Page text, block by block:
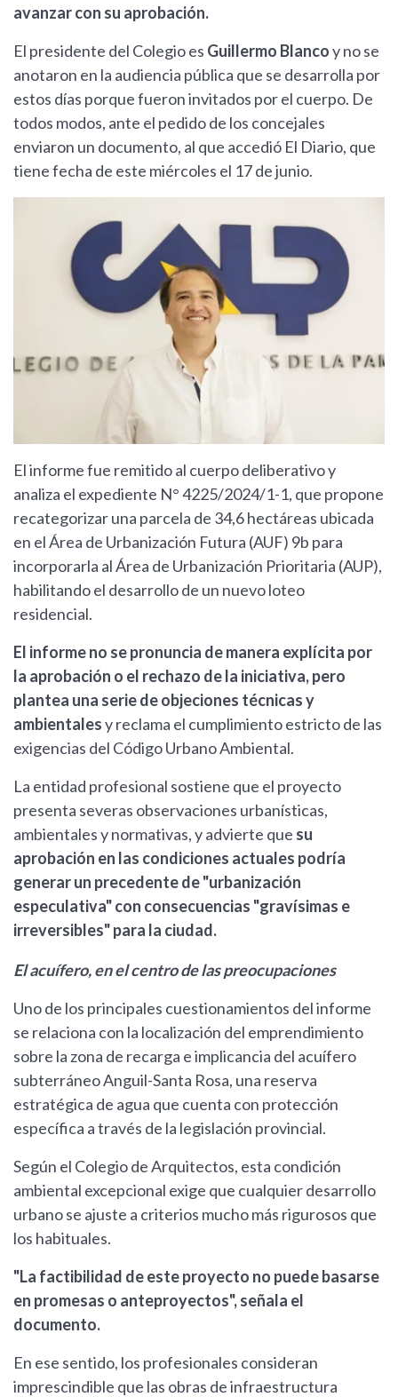
avanzar con su aprobación.
El presidente del Colegio es Guillermo Blancoy no se
anotaron en la audiencia pública que se desarrolla por
estos días porque fueron invitados por el cuerpo. De
todos modos, ante el pedido de los concejales
enviaron un documento, al que accedió El Diario, que
tiene fecha de este miércoles el 17 de junio.
El informe fue remitido al cuerpo deliberativo y
analiza el expediente N° 4225/2024/1-1, que propone
recategorizar una parcela de 34,6 hectáreas ubicada
en el Área de Urbanización Futura (AUF) 9b para
incorporarla al Área de Urbanización Prioritaria (AUP),
habilitando el desarrollo de un nuevo loteo
residencial.
El informe no se pronuncia de manera explícita por
la aprobación o el rechazo de la iniciativa, pero
plantea una serie de objeciones técnicas y
ambientalesy reclama el cumplimiento estricto de las
exigencias del Código Urbano Ambiental.
La entidad profesional sostiene que el proyecto
presenta severas observaciones urbanísticas,
ambientales y normativas, y advierte que su
aprobación en las condiciones actuales podría
generar un precedente de "urbanización
especulativa" con consecuencias "gravísimas e
irreversibles" para la ciudad.
El acuífero, en el centro de las preocupaciones
Uno de los principales cuestionamientos del informe
se relaciona con la localización del emprendimiento
sobre la zona de recarga e implicancia del acuífero
subterráneo Anguil-Santa Rosa, una reserva
estratégica de agua que cuenta con protección
específica a través de la legislación provincial.
Según el Colegio de Arquitectos, esta condición
ambiental excepcional exige que cualquier desarrollo
urbano se ajuste a criterios mucho más rigurosos que
los habituales.
"La factibilidad de este proyecto no puede basarse
en promesas o anteproyectos", señala el
documento.
En ese sentido, los profesionales consideran
imprescindible que las obras de infraestructura